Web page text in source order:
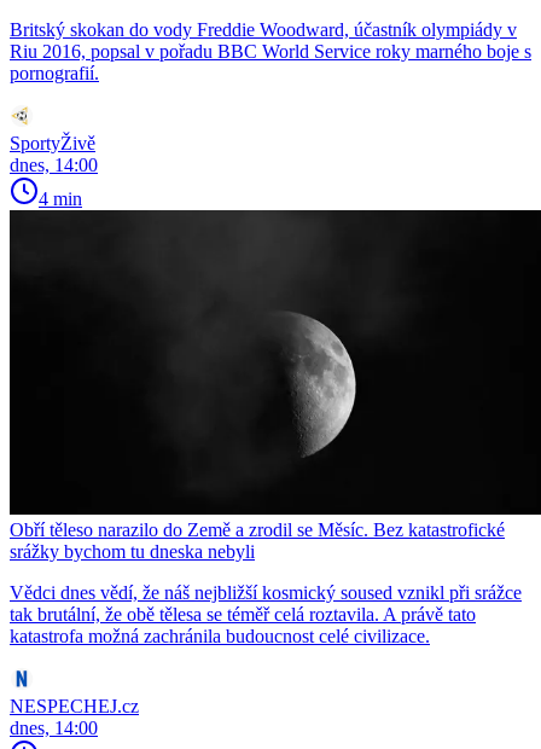
Britský skokan do vody Freddie Woodward, účastník olympiády v
Riu 2016, popsal v pořadu BBC World Service roky marného boje s
pornografií.
SportyŽivě
dnes, 14:00
4 min
Obří těleso narazilo do Země a zrodil se Měsíc. Bez katastrofické
srážky bychom tu dneska nebyli
Vědci dnes vědí, že náš nejbližší kosmický soused vznikl při srážce
tak brutální, že obě tělesa se téměř celá roztavila. A právě tato
katastrofa možná zachránila budoucnost celé civilizace.
NESPECHEJ.cz
dnes, 14:00